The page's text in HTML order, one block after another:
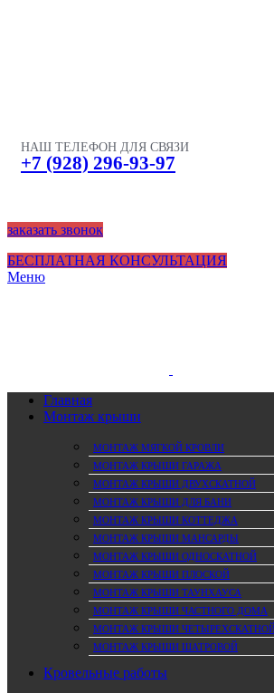
НАШ ТЕЛЕФОН ДЛЯ СВЯЗИ
+7 (928) 296-93-97
заказать звонок
БЕСПЛАТНАЯ КОНСУЛЬТАЦИЯ
Меню
Главная
Монтаж крыши
МОНТАЖ МЯГКОЙ КРОВЛИ
МОНТАЖ КРЫШИ ГАРАЖА
МОНТАЖ КРЫШИ ДВУХСКАТНОЙ
МОНТАЖ КРЫШИ ДЛЯ БАНИ
МОНТАЖ КРЫШИ КОТТЕДЖА
МОНТАЖ КРЫШИ МАНСАРДЫ
МОНТАЖ КРЫШИ ОДНОСКАТНОЙ
МОНТАЖ КРЫШИ ПЛОСКОЙ
МОНТАЖ КРЫШИ ТАУНХАУСА
МОНТАЖ КРЫШИ ЧАСТНОГО ДОМА
МОНТАЖ КРЫШИ
МОНТАЖ КРЫШИ ШАТРОВОЙ
Кровельные работы